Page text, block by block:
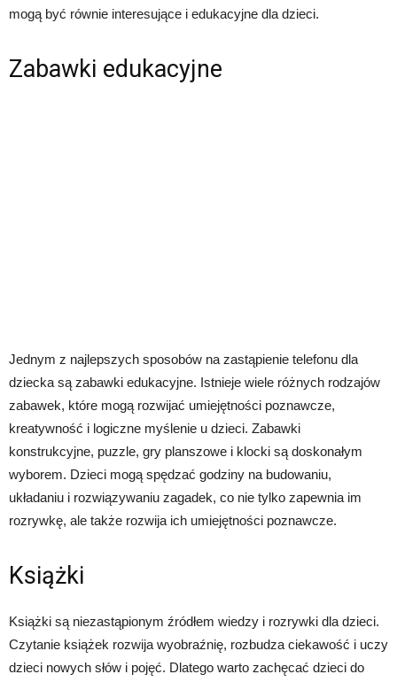
mogą być równie interesujące i edukacyjne dla dzieci.
Zabawki edukacyjne
Jednym z najlepszych sposobów na zastąpienie telefonu dla
dziecka są zabawki edukacyjne. Istnieje wiele różnych rodzajów
zabawek, które mogą rozwijać umiejętności poznawcze,
kreatywność i logiczne myślenie u dzieci. Zabawki
konstrukcyjne, puzzle, gry planszowe i klocki są doskonałym
wyborem. Dzieci mogą spędzać godziny na budowaniu,
układaniu i rozwiązywaniu zagadek, co nie tylko zapewnia im
rozrywkę, ale także rozwija ich umiejętności poznawcze.
Książki
Książki są niezastąpionym źródłem wiedzy i rozrywki dla dzieci.
Czytanie książek rozwija wyobraźnię, rozbudza ciekawość i uczy
dzieci nowych słów i pojęć. Dlatego warto zachęcać dzieci do